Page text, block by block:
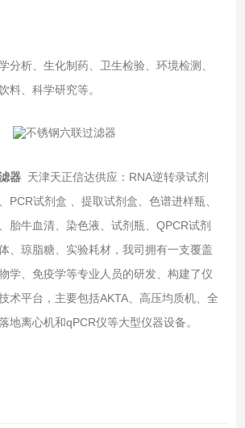
析、生化制药、卫生检验、环境检测、
料、科学研究等。
器 天津天正信达供应：RNA逆转录试剂
PCR试剂盒 、提取试剂盒、色谱进样瓶、
胎牛血清、染色液、试剂瓶、QPCR试剂
、琼脂糖、实验耗材，我司拥有一支覆盖
学、免疫学等专业人员的研发、构建了仪
术平台，主要包括AKTA、高压均质机、全
地离心机和qPCR仪等大型仪器设备。